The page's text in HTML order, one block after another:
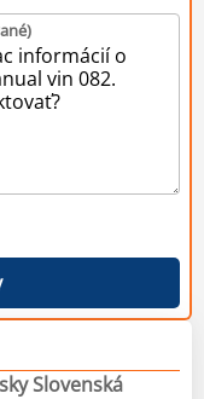
Slovenská